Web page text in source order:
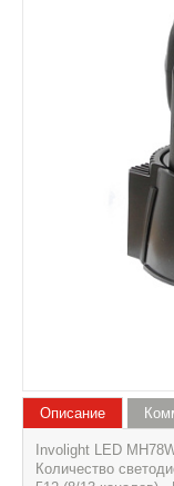
Описание
Involight LED
Количество